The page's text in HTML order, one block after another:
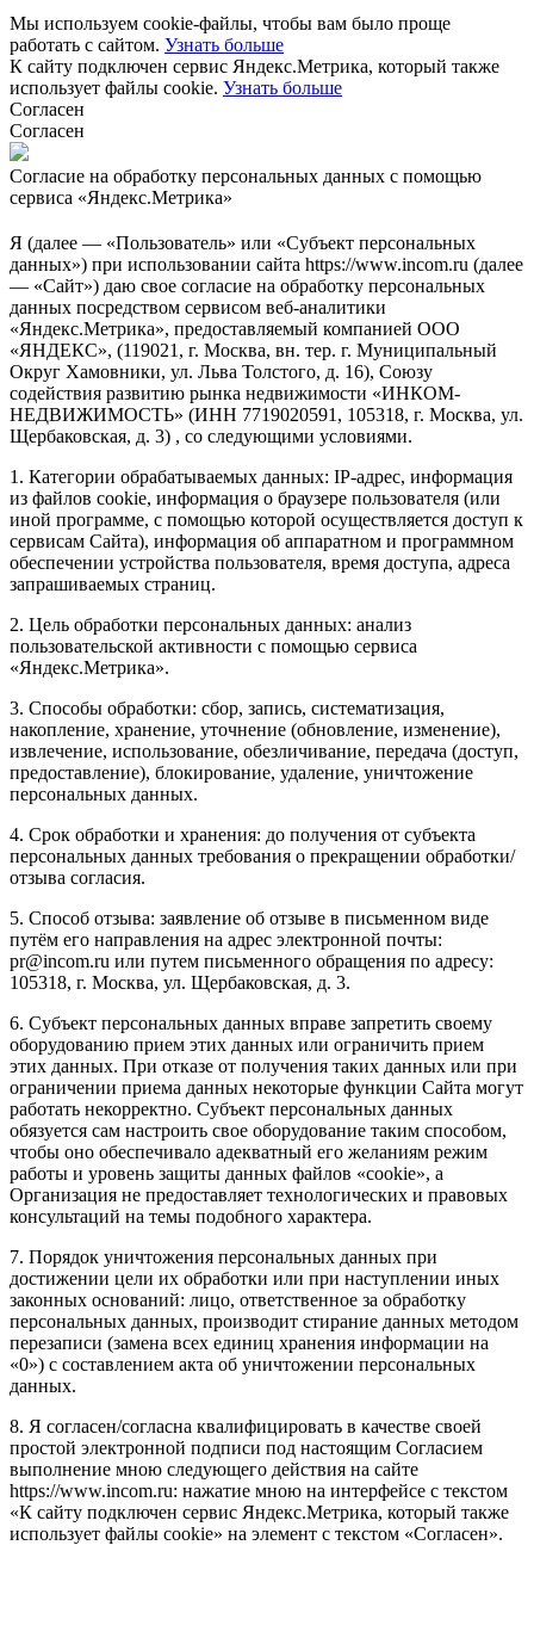
Мы используем cookie-файлы, чтобы вам было проще
работать с сайтом. Узнать больше
К сайту подключен сервис Яндекс.Метрика, который также
использует файлы cookie. Узнать больше
Согласен
Согласен
Согласие на обработку персональных данных с помощью
сервиса «Яндекс.Метрика»
Я (далее — «Пользователь» или «Субъект персональных
данных») при использовании сайта https://www.incom.ru (далее
— «Сайт») даю свое согласие на обработку персональных
данных посредством сервисом веб-аналитики
«Яндекс.Метрика», предоставляемый компанией ООО
«ЯНДЕКС», (119021, г. Москва, вн. тер. г. Муниципальный
Округ Хамовники, ул. Льва Толстого, д. 16), Союзу
содействия развитию рынка недвижимости «ИНКОМ-
НЕДВИЖИМОСТЬ» (ИНН 7719020591, 105318, г. Москва, ул.
Щербаковская, д. 3) , со следующими условиями.
1. Категории обрабатываемых данных: IP-адрес, информация
из файлов cookie, информация о браузере пользователя (или
иной программе, с помощью которой осуществляется доступ к
сервисам Сайта), информация об аппаратном и программном
обеспечении устройства пользователя, время доступа, адреса
запрашиваемых страниц.
2. Цель обработки персональных данных: анализ
пользовательской активности с помощью сервиса
«Яндекс.Метрика».
3. Способы обработки: сбор, запись, систематизация,
накопление, хранение, уточнение (обновление, изменение),
извлечение, использование, обезличивание, передача (доступ,
предоставление), блокирование, удаление, уничтожение
персональных данных.
4. Срок обработки и хранения: до получения от субъекта
персональных данных требования о прекращении обработки/
отзыва согласия.
5. Способ отзыва: заявление об отзыве в письменном виде
путём его направления на адрес электронной почты:
pr@incom.ru или путем письменного обращения по адресу:
105318, г. Москва, ул. Щербаковская, д. 3.
6. Субъект персональных данных вправе запретить своему
оборудованию прием этих данных или ограничить прием
этих данных. При отказе от получения таких данных или при
ограничении приема данных некоторые функции Сайта могут
работать некорректно. Субъект персональных данных
обязуется сам настроить свое оборудование таким способом,
чтобы оно обеспечивало адекватный его желаниям режим
работы и уровень защиты данных файлов «cookie», а
Организация не предоставляет технологических и правовых
консультаций на темы подобного характера.
7. Порядок уничтожения персональных данных при
достижении цели их обработки или при наступлении иных
законных оснований: лицо, ответственное за обработку
персональных данных, производит стирание данных методом
перезаписи (замена всех единиц хранения информации на
«0») с составлением акта об уничтожении персональных
данных.
8. Я согласен/согласна квалифицировать в качестве своей
простой электронной подписи под настоящим Согласием
выполнение мною следующего действия на сайте
https://www.incom.ru: нажатие мною на интерфейсе с текстом
«К сайту подключен сервис Яндекс.Метрика, который также
использует файлы cookie» на элемент с текстом «Согласен».